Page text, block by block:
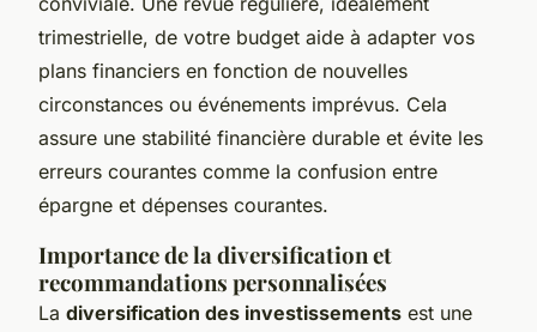
trimestrielle, de votre budget aide à adapter vos
plans financiers en fonction de nouvelles
circonstances ou événements imprévus. Cela
assure une stabilité financière durable et évite les
erreurs courantes comme la confusion entre
épargne et dépenses courantes.
Importance de la diversification et
recommandations personnalisées
La diversification des investissements est une